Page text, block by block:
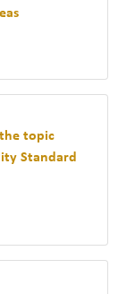
the topic
Standard